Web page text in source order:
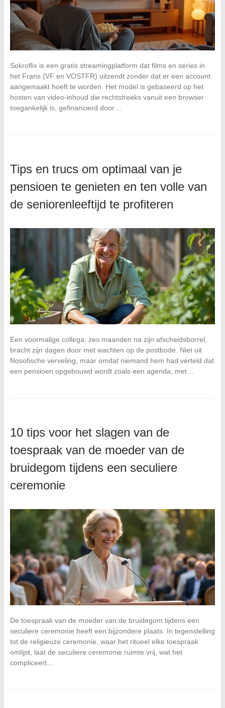
Sokroflix is een gratis streamingplatform dat films en series in
het Frans (VF en VOSTFR) uitzendt zonder dat er een account
aangemaakt hoeft te worden. Het model is gebaseerd op het
hosten van video-inhoud die rechtstreeks vanuit een browser
toegankelijk is, gefinancierd door…
Tips en trucs om optimaal van je
pensioen te genieten en ten volle van
de seniorenleeftijd te profiteren
Een voormalige collega, zes maanden na zijn afscheidsborrel,
bracht zijn dagen door met wachten op de postbode. Niet uit
filosofische verveling, maar omdat niemand hem had verteld dat
een pensioen opgebouwd wordt zoals een agenda, met…
10 tips voor het slagen van de
toespraak van de moeder van de
bruidegom tijdens een seculiere
ceremonie
De toespraak van de moeder van de bruidegom tijdens een
seculiere ceremonie heeft een bijzondere plaats. In tegenstelling
tot de religieuze ceremonie, waar het ritueel elke toespraak
omlijst, laat de seculiere ceremonie ruimte vrij, wat het
compliceert…